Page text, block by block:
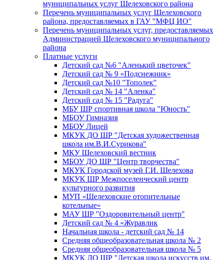
муниципальных услуг Шелеховского района
Перечень муниципальных услуг Шелеховского
района, предоставляемых в ГАУ "МФЦ ИО"
Перечень муниципальных услуг, предоставляемых
Администрацией Шелеховского муниципального
района
Платные услуги
Детский сад №6 "Аленький цветочек"
Детский сад № 9 «Подснежник»
Детский сад №10 "Тополек"
Детский сад № 14 "Аленка"
Детский сад № 15 "Радуга"
МБУ ШР спортивная школа "Юность"
МБОУ Гимназия
МБОУ Лицей
МКУК ДО ШР "Детская художественная
школа им.В.И.Сурикова"
МКУ Шелеховский вестник
МБОУ ДО ШР "Центр творчества"
МКУК Городской музей Г.И. Шелехова
МКУК ШР Межпоселенческий центр
культурного развития
МУП «Шелеховские отопительные
котельные»
МАУ ШР "Оздоровительный центр"
Детский сад № 4 «Журавлик
Начальная школа - детский сад № 14
Средняя общеобразовательная школа № 2
Средняя общеобразовательная школа № 5
МКУК ДО ШР "Детская школа искусств им.